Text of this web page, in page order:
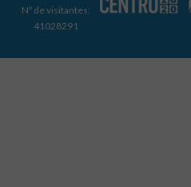
Nº de visitantes:
41028291